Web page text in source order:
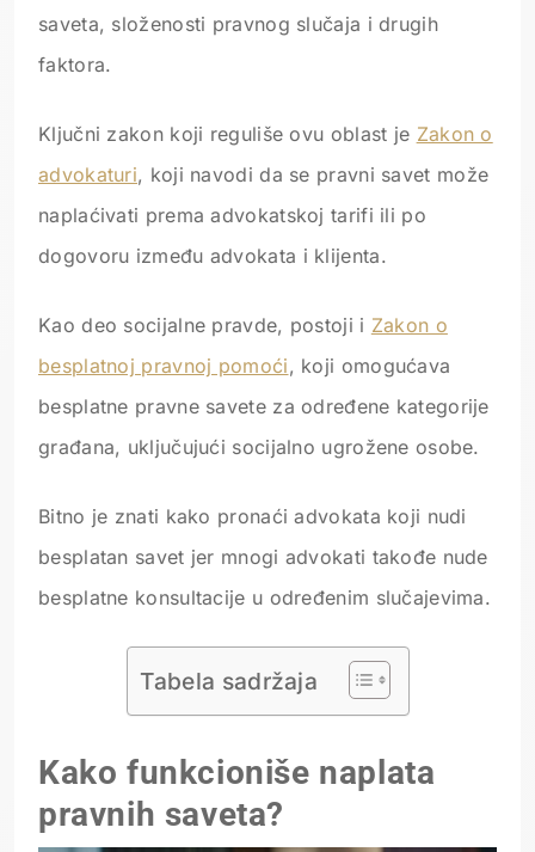
saveta, složenosti pravnog slučaja i drugih
faktora.
Ključni zakon koji reguliše ovu oblast je Zakon o
advokaturi, koji navodi da se pravni savet može
naplaćivati prema advokatskoj tarifi ili po
dogovoru između advokata i klijenta.
Kao deo socijalne pravde, postoji i Zakon o
besplatnoj pravnoj pomoći, koji omogućava
besplatne pravne savete za određene kategorije
građana, uključujući socijalno ugrožene osobe.
Bitno je znati kako pronaći advokata koji nudi
besplatan savet jer mnogi advokati takođe nude
besplatne konsultacije u određenim slučajevima.
Tabela sadržaja
Kako funkcioniše naplata
pravnih saveta?